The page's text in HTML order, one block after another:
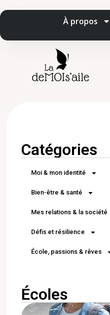
À propos
Catégories
Moi & mon identité
Bien-être & santé
Mes relations & la société
Défis et résilience
École, passions & rêves
Écoles